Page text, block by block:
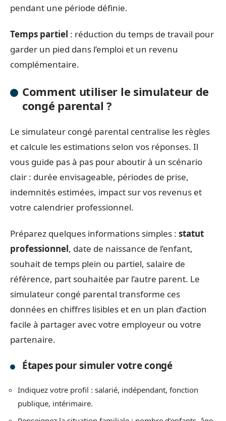
pendant une période définie.
Temps partiel : réduction du temps de travail pour
garder un pied dans l’emploi et un revenu
complémentaire.
Comment utiliser le simulateur de
congé parental ?
Le simulateur congé parental centralise les règles
et calcule les estimations selon vos réponses. Il
vous guide pas à pas pour aboutir à un scénario
clair : durée envisageable, périodes de prise,
indemnités estimées, impact sur vos revenus et
votre calendrier professionnel.
Préparez quelques informations simples : statut
professionnel, date de naissance de l’enfant,
souhait de temps plein ou partiel, salaire de
référence, part souhaitée par l’autre parent. Le
simulateur congé parental transforme ces
données en chiffres lisibles et en un plan d’action
facile à partager avec votre employeur ou votre
partenaire.
Étapes pour simuler votre congé
Indiquez votre profil : salarié, indépendant, fonction
publique, intérimaire.